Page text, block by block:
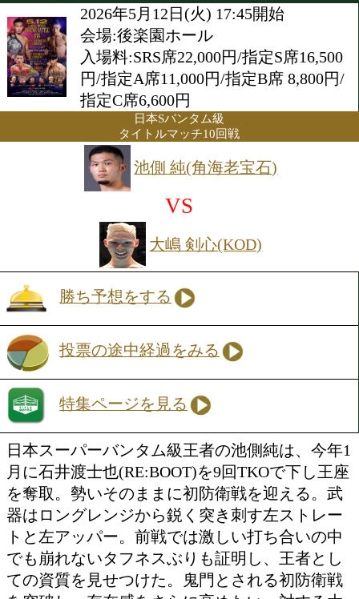
Lemino BOXING フェニックスバトル
[OPBF]
Sフェザー級1000万円トーナメン
2026年5月12日(火) 17:45開始
会場:後楽園ホール
入場料:SRS席22,000円/指定S
円/指定A席11,000円/指定B席
指定C席6,600円
日本Sバンタム級
タイトルマッチ10回戦
池側 純(角海老宝石)
VS
大嶋 剣心(KOD)
投票の途中経過をみる
特集ページを見る